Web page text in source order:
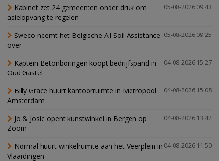
05-08-2026 09:43
Kabinet zet 24 gemeenten onder druk om
asielopvang te regelen
05-08-2026 09:25
Sweco neemt het Belgische All Soil Assistance
over
04-08-2026 15:27
Kaptein Betonboringen koopt bedrijfspand in
Oud Gastel
04-08-2026 15:08
Billy Grace huurt kantoorruimte in Metropool
Amsterdam
04-08-2026 13:42
Jo & Josie opent kunstwinkel in Bergen op
Zoom
04-08-2026 11:50
Normal huurt winkelruimte aan het Veerplein in
Vlaardingen